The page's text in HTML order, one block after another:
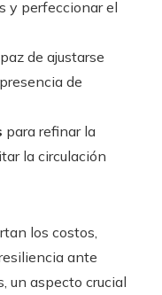
y perfeccionar el
de ajustarse
de
para refinar la
la circulación
los costos,
ante
un aspecto crucial